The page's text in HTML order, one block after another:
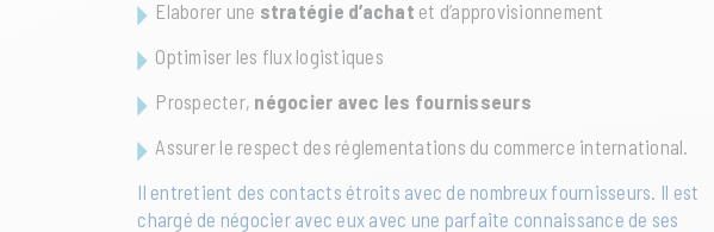
Elaborer une stratégie d’achat et d’approvisionnement
Optimiser les flux logistiques
Prospecter, négocier avec les fournisseurs
Assurer le respect des réglementations du commerce international.
Il entretient des contacts étroits avec de nombreux fournisseurs. Il est
chargé de négocier avec eux avec une parfaite connaissance de ses